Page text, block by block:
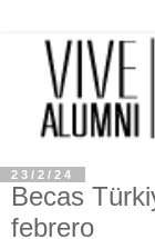
23/2/24
Becas
febrero